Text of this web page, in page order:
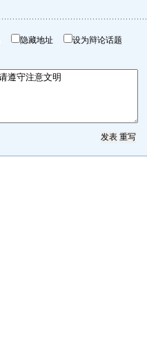
隐藏地址 设为辩论话题